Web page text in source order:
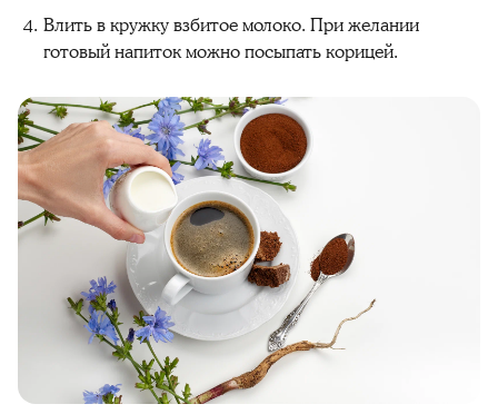
Влить в кружку взбитое молоко. При желании
готовый напиток можно посыпать корицей.